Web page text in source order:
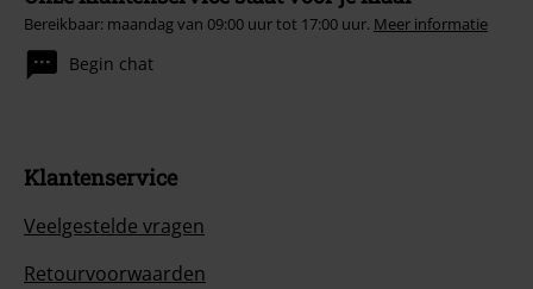
Bereikbaar: maandag van 09:00 uur tot 17:00 uur. Meer informatie
Begin chat
Klantenservice
Veelgestelde vragen
Retourvoorwaarden